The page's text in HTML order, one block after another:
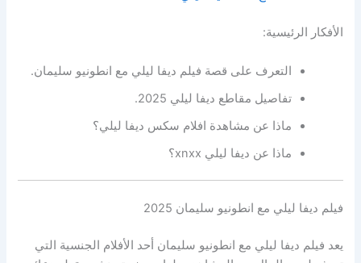
الأفكار الرئيسية:
التعرف على قصة فيلم ديفا ليلي مع انطونيو سليمان.
تفاصيل مقاطع ديفا ليلي 2025.
ماذا عن مشاهدة افلام سكس ديفا ليلي؟
ماذا عن ديفا ليلي xnxx؟
فيلم ديفا ليلي مع انطونيو سليمان 2025
يعد فيلم ديفا ليلي مع انطونيو سليمان أحد الأفلام الجنسية التي